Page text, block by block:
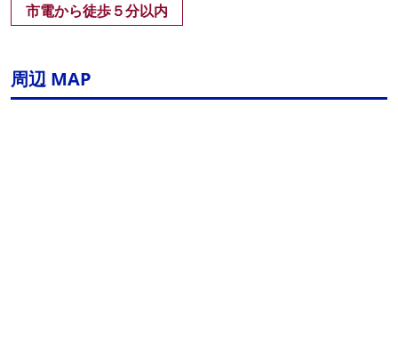
市電から徒歩５分以内
周辺 MAP